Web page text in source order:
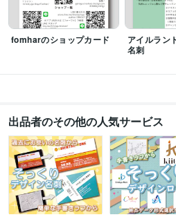
fomharのショップカード
アイルラン
名刺
出品者のその他の人気サービス